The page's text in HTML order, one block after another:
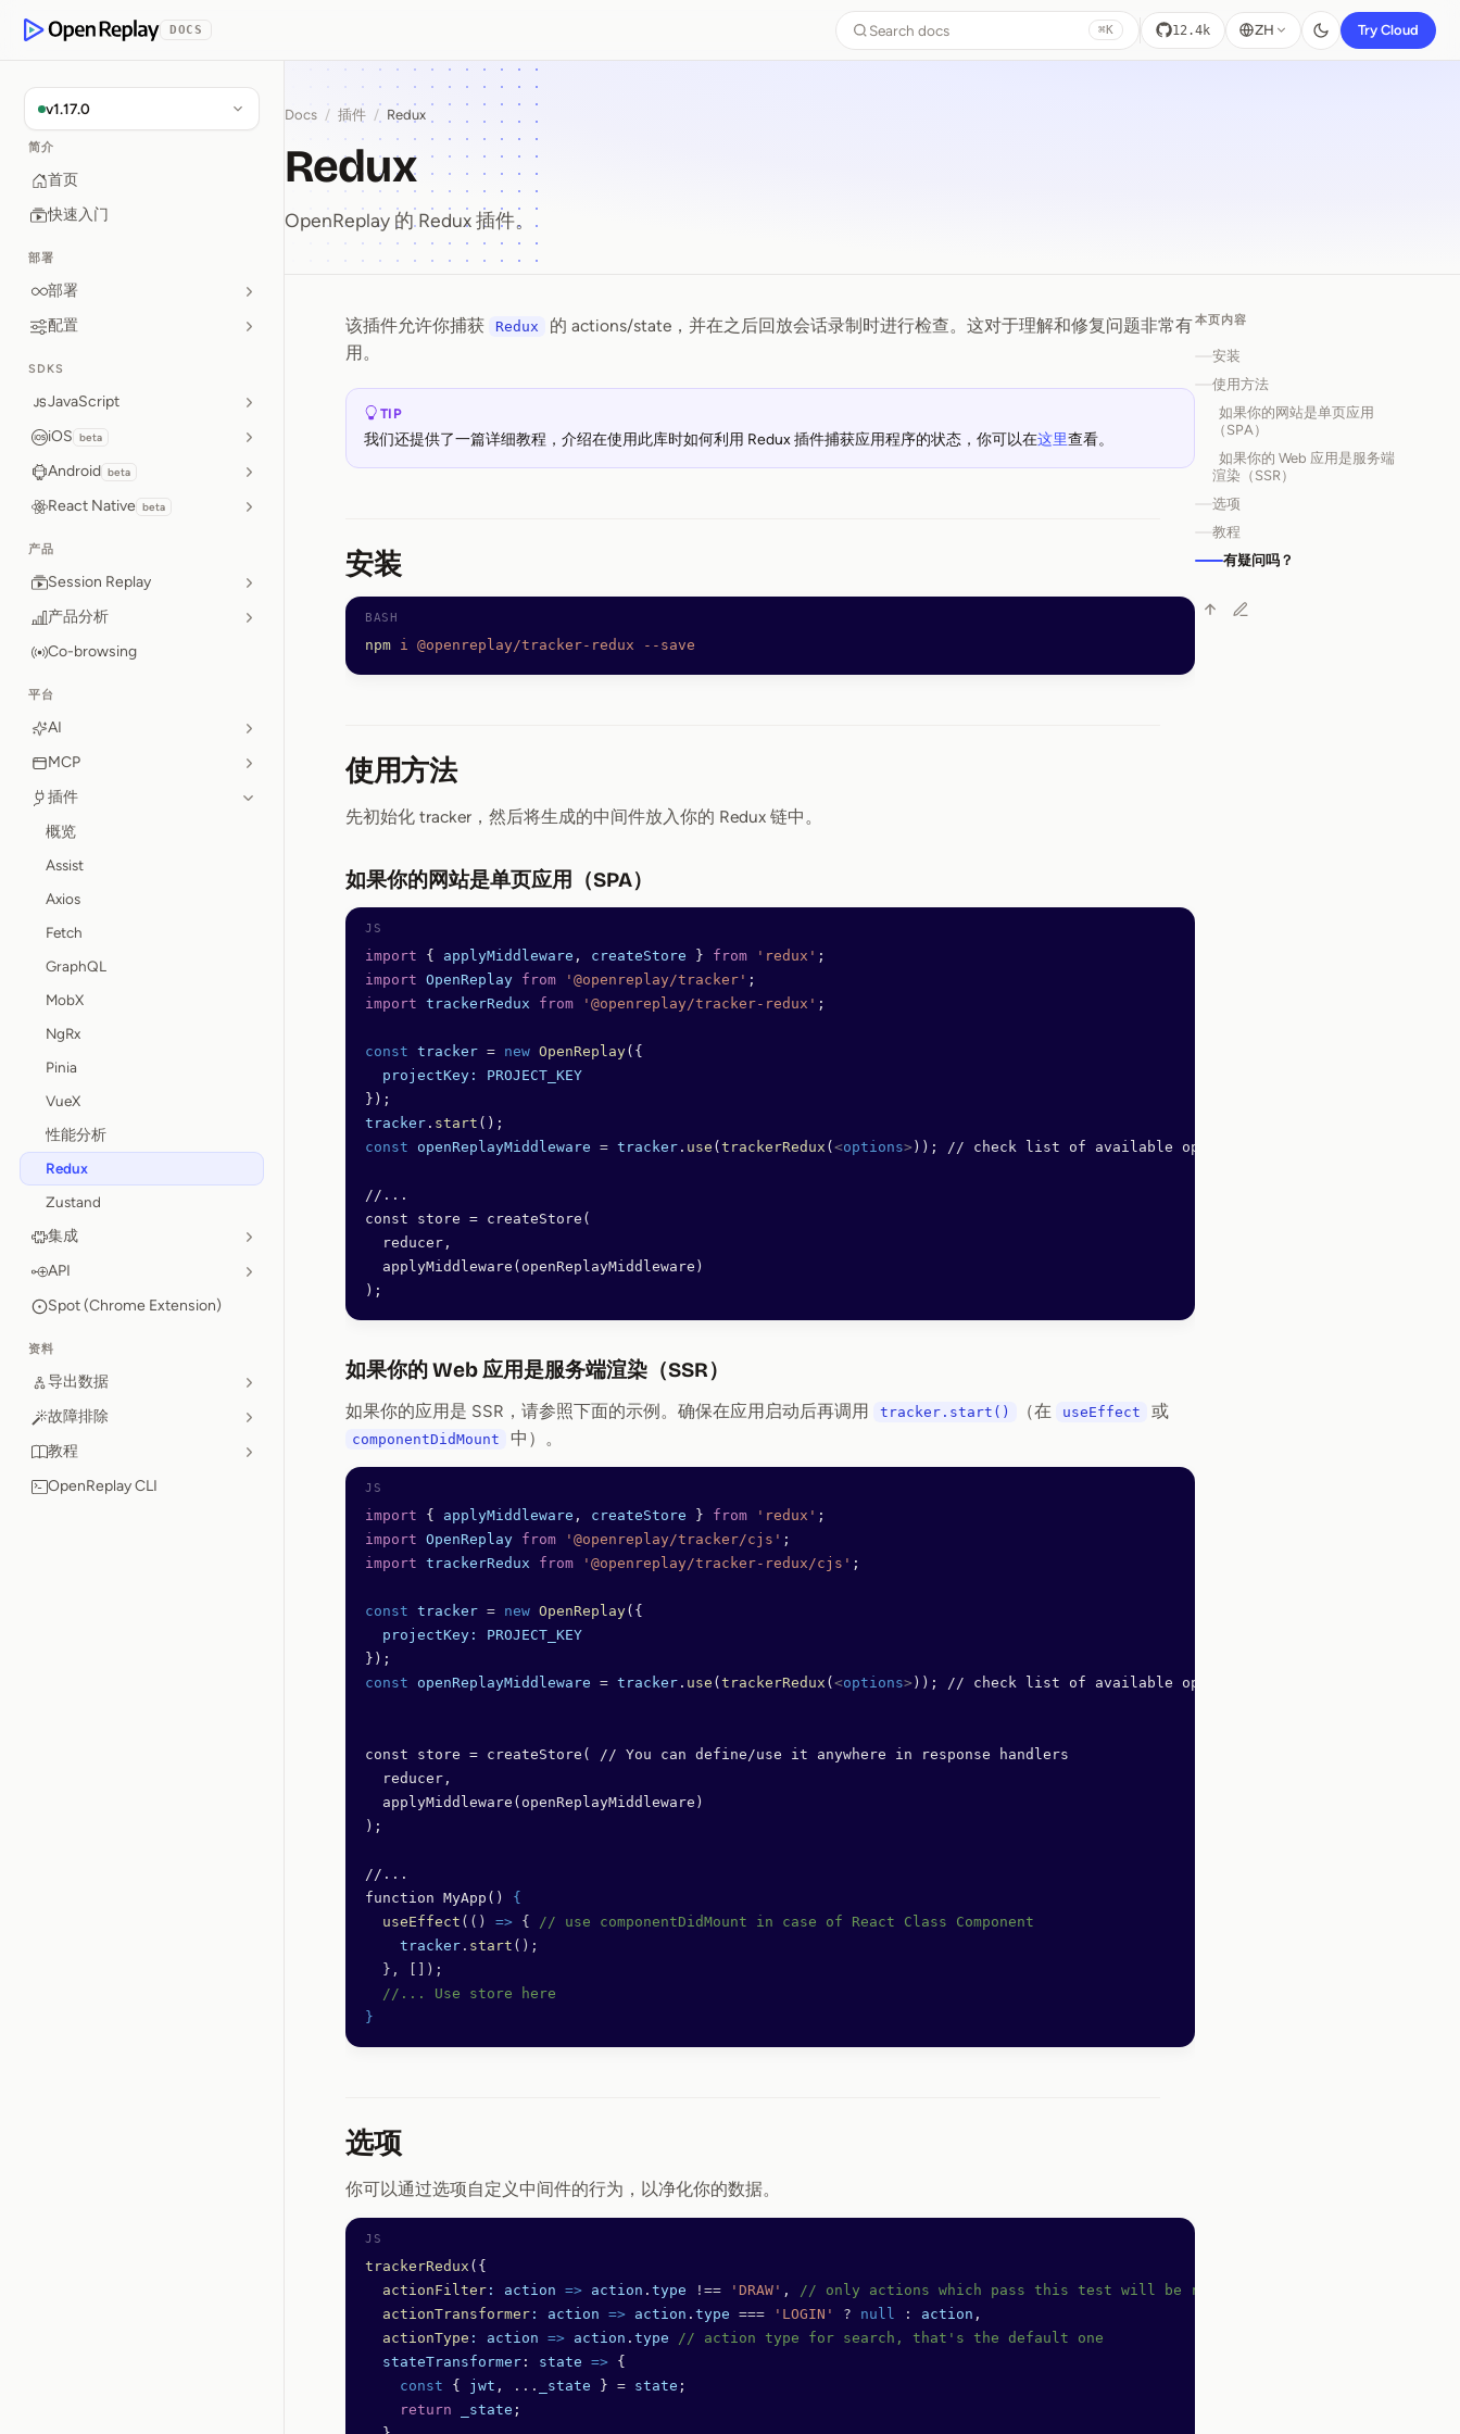
OpenReplay
DOCS Search docs ⌘K 12.4k ZH Try Cloud
v1.17.0
简介
首页
快速入门
部署
部署
配置
SDKS
JavaScript
iOS beta
Android beta
React Native beta
产品
Session Replay
产品分析
Co-browsing
平台
AI
MCP
插件
概览
Assist
Axios
Fetch
GraphQL
MobX
NgRx
Pinia
VueX
性能分析
Redux
Zustand
集成
API
Spot (Chrome Extension)
资料
导出数据
故障排除
教程
OpenReplay CLI
Docs / 插件 / Redux
Redux
OpenReplay 的 Redux 插件。
Redux
该插件允许你捕获 Redux
的 actions/state，并在之后回放会话录制时进行检查。这对于理解和修复问题非常有
用。
TIP
我们还提供了一篇详细教程，介绍在使用此库时如何利用 Redux 插件捕获应用程序的状态，你可以在这里查看。
安装
npm i @openreplay/tracker-redux --save
使用方法
先初始化 tracker，然后将生成的中间件放入你的 Redux 链中。
如果你的网站是单页应用（SPA）
import { applyMiddleware , createStore } from 'redux' ;
import OpenReplay from '@openreplay/tracker' ;
import trackerRedux from '@openreplay/tracker-redux' ;
const tracker = new OpenReplay({
  projectKey:
PROJECT_KEY
});
tracker . start ();
const openReplayMiddleware = tracker . use ( trackerRedux ( <options> )); // check list of available options below
//...
const store = createStore(
  reducer,
  applyMiddleware(openReplayMiddleware)
);
如果你的 Web 应用是服务端渲染（SSR）
如果你的应用是 SSR，请参照下面的示例。确保在应用启动后再调用 tracker.start() （在 useEffect 或
componentDidMount 中）。
import { applyMiddleware , createStore } from 'redux' ;
import OpenReplay from '@openreplay/tracker/cjs' ;
import trackerRedux from '@openreplay/tracker-redux/cjs' ;
const tracker = new OpenReplay({
  projectKey:
PROJECT_KEY
});
const openReplayMiddleware = tracker . use ( trackerRedux ( <options> )); // check list of available options below
const store = createStore( // You can define/use it anywhere in response handlers
  reducer,
  applyMiddleware(openReplayMiddleware)
);
//...
function MyApp() {
  useEffect
(() => { // use componentDidMount in case of React Class Component
    tracker
. start ();
  }, []);
  //... Use store here
}
选项
你可以通过选项自定义中间件的行为，以净化你的数据。
trackerRedux ({
  actionFilter
: action => action . type !== 'DRAW' , // only actions which pass this test will be recorded
  actionTransformer
: action => action . type === 'LOGIN' ? null : action ,
  actionType
: action => action . type // action type for search, that's the default one
  stateTransformer
: state => {
    const
{ jwt , ... _state } = state ;
    return
_state ;
本页内容
安装
使用方法
如果你的网站是单页应用
（SPA）
如果你的 Web 应用是服务端
渲染（SSR）
选项
教程
有疑问吗？